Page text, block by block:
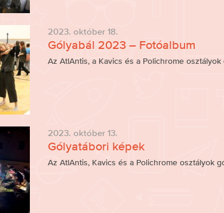
2023. október 18.
Gólyabál 2023 – Fotóalbum
Az AtlAntis, a Kavics és a Polichrome
2023. október 13.
Gólyatábori képek
Az AtlAntis, Kavics és a Polichrome osztályok